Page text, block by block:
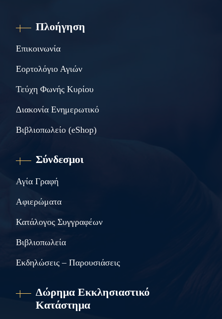
Πλοήγηση
Επικοινωνία
Εορτολόγιο Αγιών
Τεύχη Φωνής Κυρίου
Διακονία Ενημερωτικό
Βιβλιοπωλείο (eShop)
Σύνδεσμοι
Αγία Γραφή
Αφιερώματα
Κατάλογος Συγγραφέων
Βιβλιοπωλεία
Εκδηλώσεις – Παρουσιάσεις
Δώρημα Εκκλησιαστικό
Κατάστημα